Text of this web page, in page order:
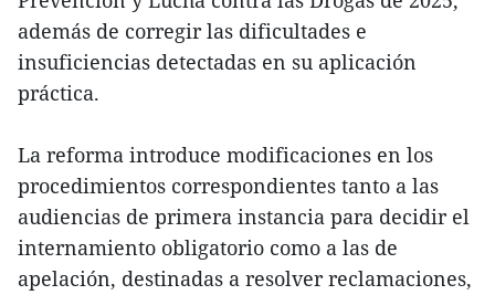
además de corregir las dificultades e
insuficiencias detectadas en su aplicación
práctica.
La reforma introduce modificaciones en los
procedimientos correspondientes tanto a las
audiencias de primera instancia para decidir el
internamiento obligatorio como a las de
apelación, destinadas a resolver reclamaciones,